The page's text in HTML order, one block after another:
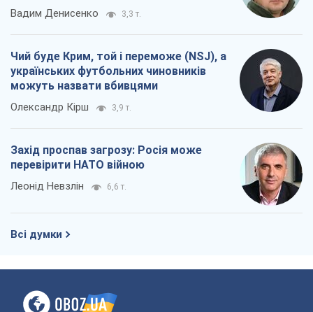
Вадим Денисенко 3,3 т.
Чий буде Крим, той і переможе (NSJ), а
українських футбольних чиновників
можуть назвати вбивцями
Олександр Кірш 3,9 т.
Захід проспав загрозу: Росія може
перевірити НАТО війною
Леонід Невзлін 6,6 т.
Всі думки